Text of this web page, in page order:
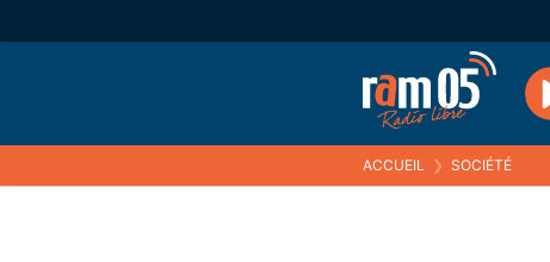
ACCUEIL ❯ SOCIÉTÉ